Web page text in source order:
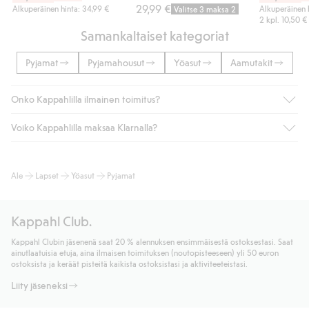
Alkuperäinen hinta: 34,99 €
29,99 € Valitse 3 maksa 2
Alkuperäinen
2 kpl.10,50 €
Samankaltaiset kategoriat
Pyjamat Pyjamahousut Yöasut Aamutakit
Onko Kappahlilla ilmainen toimitus?
Jos olet Kappahl Clubin jäsen, saat aina ilmaisen toimituksen
kotiinkuljetusta). Toimituskulut poistuvat automaattisesti, kun
noutopisteeseen tai pakettiautomaattiin ja PostNordin
kotiinkuljetuksella 6,99 €, riippumatta ostosummasta.
Lue lisää
Voiko Kappahlilla maksaa Klarnalla?
maksutavat, kuten laskun, sekä muita maksuvaihtoehtoja.
Lisätietoja Klarnan maksuehdoista
Lue lisää
Ale Lapset Yöasut Pyjamat
Kappahl Club.
Kappahl Clubin jäsenenä saat 20 % alennuksen ensimmäisestä ostoksestasi. Saat
ainutlaatuisia etuja, aina ilmaisen toimituksen (noutopisteeseen) yli 50 euron
ostoksista ja keräät pisteitä kaikista ostoksistasi ja aktiviteeteistasi.
Liity jäseneksi